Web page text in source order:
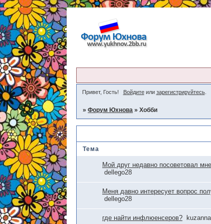
Привет, Гость! Войдитеили зарегистрируйтесь.
»Форум Юхнова »Хобби
Тема
Мой друг недавно посоветовал
dellego28
Меня давно интересует вопрос
dellego28
где найти инфлюенсеров?